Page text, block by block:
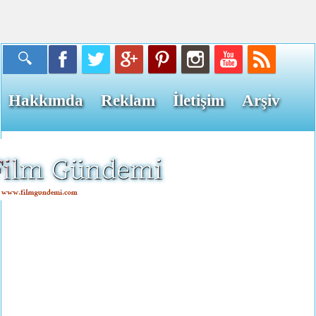
Hakkımda Reklam İletişim Arşiv